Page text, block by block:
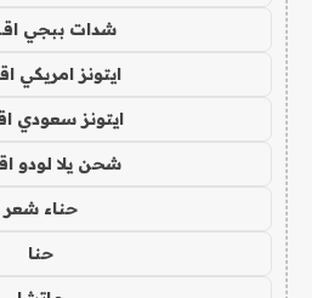
شدات ببجي
ايتونز امريكي
ايتونز سعودي
شحن يلا لودو
حناء شعر
حنا